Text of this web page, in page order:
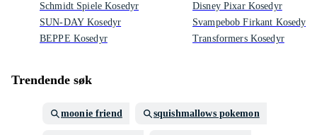
Schmidt Spiele Kosedyr
SUN-DAY Kosedyr
BEPPE Kosedyr
Disney Pixar Kosedyr
Svampebob Firkant Kosedyr
Transformers Kosedyr
Trendende søk
moonie friend squishmallows pokemon